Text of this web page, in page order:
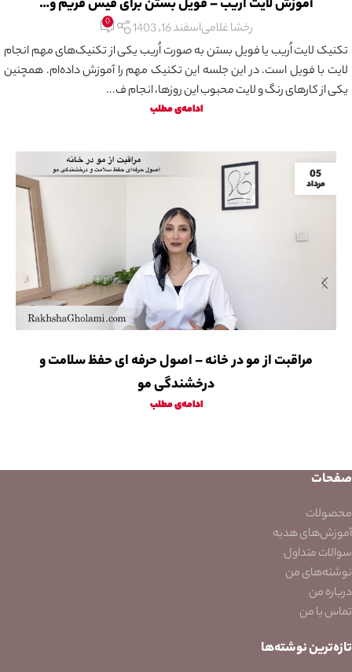
آموزش لایت اُریب – فویل بستن برای فیس فریم و…
رخشا غلامیاسفند 16, 1403 0
تکنیک لایت اُریب یا فویل بستن به صورت اُریب یکی از تکنیک‌های مهم انجام
لایت با فویل است. در این جلسه این تکنیک مهم را آموزش داده‌ام. همچنین
یکی از کارهای رنگ و لایت محبوب این روزها، انجام ف...
ادامه‌ی مطلب
05
مرداد
مراقبت از مو در خانه – اصول حرفه ای حفظ سلامت و
درخشندگی مو
ادامه‌ی مطلب
صفحات
محصولات
آموزش‌های هدیه
سوالات متداول
نوشته‌های من
درباره من
تماس با من
تازه‌ترین نوشته‌ها